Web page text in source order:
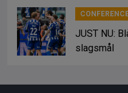
JUST NU:
slagsmål